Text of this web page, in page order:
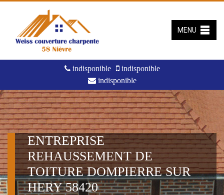
indisponible
indisponible
indisponible
MENU
ENTREPRISE
REHAUSSEMENT DE
TOITURE DOMPIERRE SUR
HERY 58420